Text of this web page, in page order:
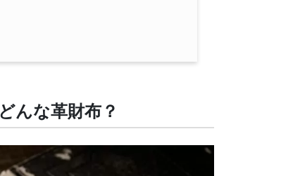
んな革財布？